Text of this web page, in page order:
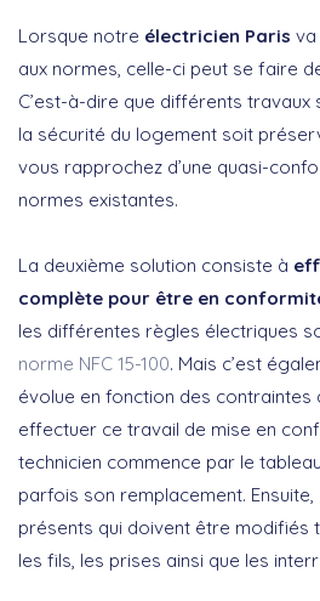
Lorsque notre électricien Paris va
aux normes, celle-ci peut se faire
C’est-à-dire que différents
la sécurité du logement soit
vous rapprochez d’une quasi-
normes existantes.
La deuxième solution consiste à
complète pour être en
les différentes règles électriques
norme NFC 15-100. Mais c’est
évolue en fonction des contraintes
effectuer ce travail de mise en
technicien commence par le
parfois son remplacement.
présents qui doivent être modifiés
les fils, les prises ainsi que les